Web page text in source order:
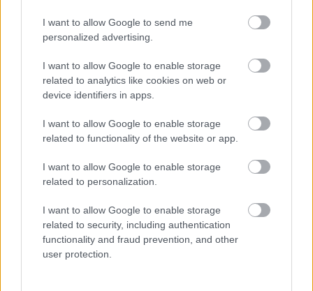
I want to allow Google to send me
personalized advertising.
I want to allow Google to enable storage
related to analytics like cookies on web or
device identifiers in apps.
I want to allow Google to enable storage
related to functionality of the website or app.
I want to allow Google to enable storage
related to personalization.
I want to allow Google to enable storage
related to security, including authentication
functionality and fraud prevention, and other
user protection.
LÉTEZIK GYÓGYÍTÓ MÚZEUM?!
CANDLELIGHT: GLOBÁLIS KLASSZIKUS ZENEI
SOROZAT MÁR BUDAPESTEN IS